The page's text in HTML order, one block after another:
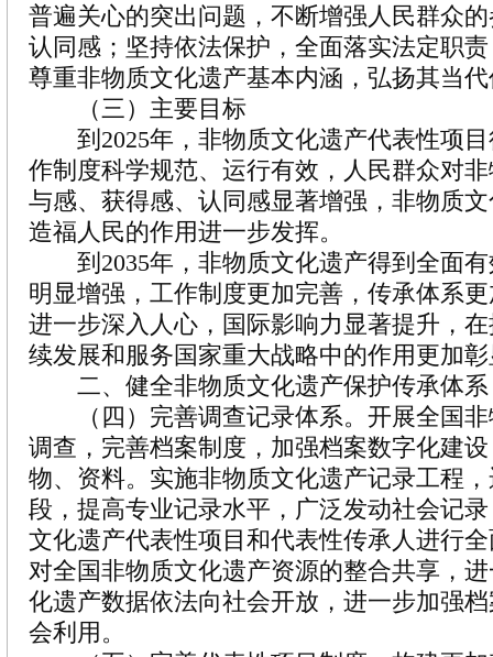
普遍关心的突出问题，不断增强人民群众
认同感；坚持依法保护，全面落实法定职
尊重非物质文化遗产基本内涵，弘扬其当
（三）主要目标
到2025年，非物质文化遗产代表性项目
作制度科学规范、运行有效，人民群众对
与感、获得感、认同感显著增强，非物质
造福人民的作用进一步发挥。
到2035年，非物质文化遗产得到全面有
明显增强，工作制度更加完善，传承体系
进一步深入人心，国际影响力显著提升，
续发展和服务国家重大战略中的作用更加
二、健全非物质文化遗产保护传承体系
（四）完善调查记录体系。开展全国非
调查，完善档案制度，加强档案数字化建
物、资料。实施非物质文化遗产记录工程
段，提高专业记录水平，广泛发动社会记
文化遗产代表性项目和代表性传承人进行
对全国非物质文化遗产资源的整合共享，
化遗产数据依法向社会开放，进一步加强
会利用。